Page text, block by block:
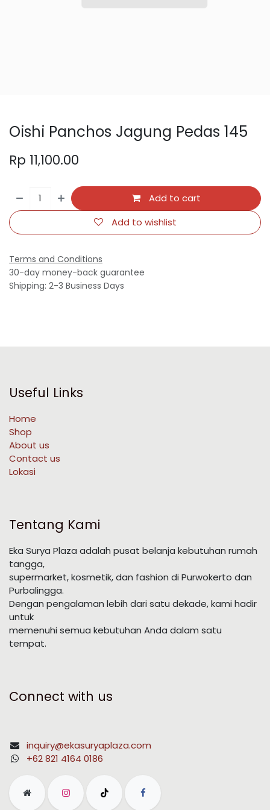
Oishi Panchos Jagung Pedas 145
Rp 11,100.00
Add to cart
Add to wishlist
Terms and Conditions
30-day money-back guarantee
Shipping: 2-3 Business Days
Useful Links
Home
Shop
About us
Contact us
Lokasi
Tentang Kami
Eka Surya Plaza adalah pusat belanja kebutuhan rumah
tangga,
supermarket, kosmetik, dan fashion di Purwokerto dan
Purbalingga.
Dengan pengalaman lebih dari satu dekade, kami hadir
untuk
memenuhi semua kebutuhan Anda dalam satu
tempat.
Connect with us
inquiry@ekasuryaplaza.com
+62 821 4164 0186